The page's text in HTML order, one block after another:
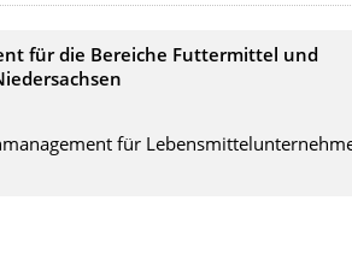
für die Bereiche Futtermittel und
für